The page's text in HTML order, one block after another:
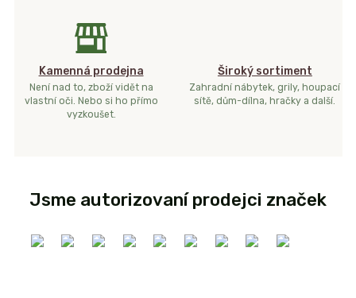
Kamenná prodejna
Není nad to, zboží vidět na
vlastní oči. Nebo si ho přímo
vyzkoušet.
Široký sortiment
Zahradní nábytek, grily, houpací
sítě, dům-dílna, hračky a další.
Jsme autorizovaní prodejci značek